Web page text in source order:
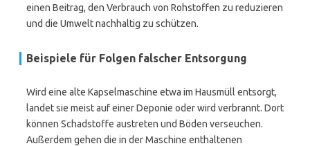
einen Beitrag, den Verbrauch von Rohstoffen zu reduzieren
und die Umwelt nachhaltig zu schützen.
Beispiele für Folgen falscher Entsorgung
Wird eine alte Kapselmaschine etwa im Hausmüll entsorgt,
landet sie meist auf einer Deponie oder wird verbrannt. Dort
können Schadstoffe austreten und Böden verseuchen.
Außerdem gehen die in der Maschine enthaltenen